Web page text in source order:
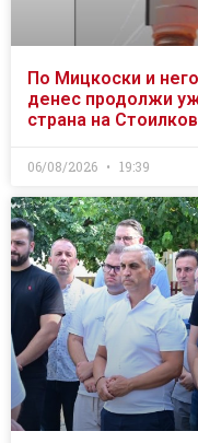
По Мицкоски и
денес продолжи
страна на
06/08/2026 19:39